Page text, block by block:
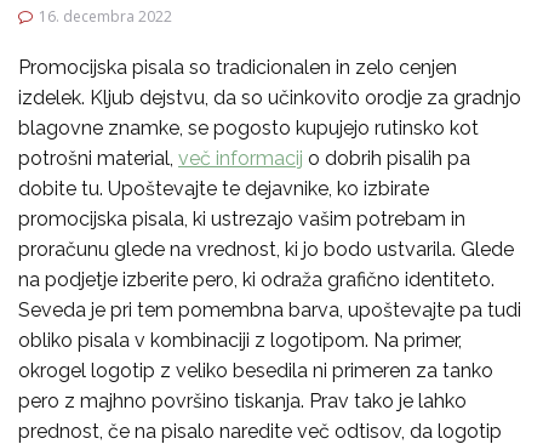
16. decembra 2022
Promocijska pisala so tradicionalen in zelo cenjen
izdelek. Kljub dejstvu, da so učinkovito orodje za gradnjo
blagovne znamke, se pogosto kupujejo rutinsko kot
potrošni material, več informacij o dobrih pisalih pa
dobite tu. Upoštevajte te dejavnike, ko izbirate
promocijska pisala, ki ustrezajo vašim potrebam in
proračunu glede na vrednost, ki jo bodo ustvarila. Glede
na podjetje izberite pero, ki odraža grafično identiteto.
Seveda je pri tem pomembna barva, upoštevajte pa tudi
obliko pisala v kombinaciji z logotipom. Na primer,
okrogel logotip z veliko besedila ni primeren za tanko
pero z majhno površino tiskanja. Prav tako je lahko
prednost, če na pisalo naredite več odtisov, da logotip